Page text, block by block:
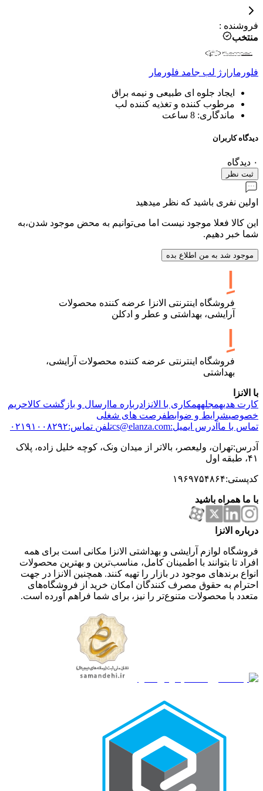
فروشنده :
منتخب
فلورمار |رژ لب جامد فلورمار
ایجاد جلوه ای طبیعی و نیمه براق
مرطوب کننده و تغذیه کننده لب
ماندگاری: 8 ساعت
دیدگاه کاربران
۰ دیدگاه
ثبت نظر
اولین نفری باشید که نظر میدهید
این کالا فعلا موجود نیست اما می‌توانیم به محض موجود شدن،به
شما خبر دهیم.
موجود شد به من اطلاع بده
فروشگاه اینترنتی الانزا عرضه کننده محصولات
آرایشی، بهداشتی و عطر و ادکلن
فروشگاه اینترنتی عرضه کننده محصولات آرایشی،
بهداشتی
با الانزا
کارت هدیهمجلههمکاری با الانزا درباره ما ارسال و بازگشت کالاحریم
خصوصیشرایط و ضوابطفرصت های شغلی
تماس با ما آدرس ایمیل:cs@elanza.com تلفن تماس:۰۲۱۹۱۰۰۸۲۹۲
آدرس:تهران، ولیعصر، بالاتر از میدان ونک، کوچه خلیل زاده، پلاک
۴۱، طبقه اول
کدپستی:۱۹۶۹۷۵۴۸۶۴
با ما همراه باشید
درباره الانزا
فروشگاه لوازم آرایشی و بهداشتی الانزا مکانی است برای همه
افراد تا بتوانند با اطمینان کامل، مناسب‌ترین و بهترین محصولات
انواع برندهای موجود در بازار را تهیه کنند. همچنین الانزا در جهت
احترام به حقوق مصرف کنندگان امکان خرید از فروشگاه‌های
متعدد با محصولات متنوع‌تر را نیز، برای شما فراهم آورده است.